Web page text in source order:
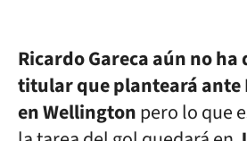
Ricardo Gareca aún no ha
titular que planteará ante
en Wellingtonpero lo que